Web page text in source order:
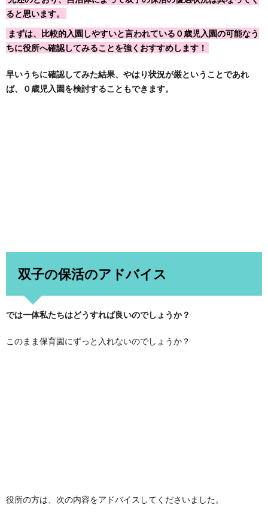
ると思います。
まずは、比較的入園しやすいと言われている０歳児入園の可能なう
ちに役所へ確認してみることを強くおすすめします！
早いうちに確認してみた結果、やはり状況が厳ということであれ
ば、０歳児入園を検討することもできます。
双子の保活のアドバイス
では一体私たちはどうすれば良いのでしょうか？
このまま保育園にずっと入れないのでしょうか？
役所の方は、次の内容をアドバイスしてくださいました。